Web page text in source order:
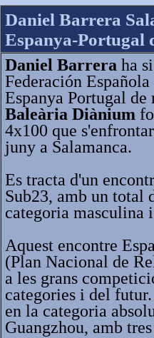
Daniel Barrera
Espanya-Portugal
Daniel Barrera ha
Federación
Espanya Portugal
Baleària Diànium
4x100 que
juny a Salamanca.
Es tracta d'un
Sub23, amb un total
categoria masculina
Aquest encontre
(Plan Nacional de
a les grans
categories i del
en la categoria
Guangzhou, amb